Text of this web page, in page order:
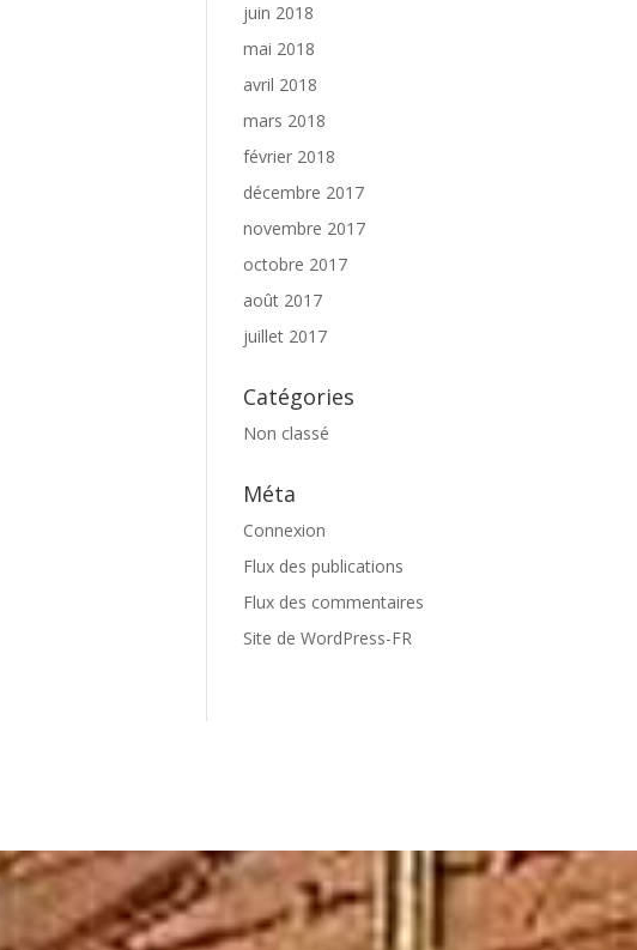
juin 2018
mai 2018
avril 2018
mars 2018
février 2018
décembre 2017
novembre 2017
octobre 2017
août 2017
juillet 2017
Catégories
Non classé
Méta
Connexion
Flux des publications
Flux des commentaires
Site de WordPress-FR